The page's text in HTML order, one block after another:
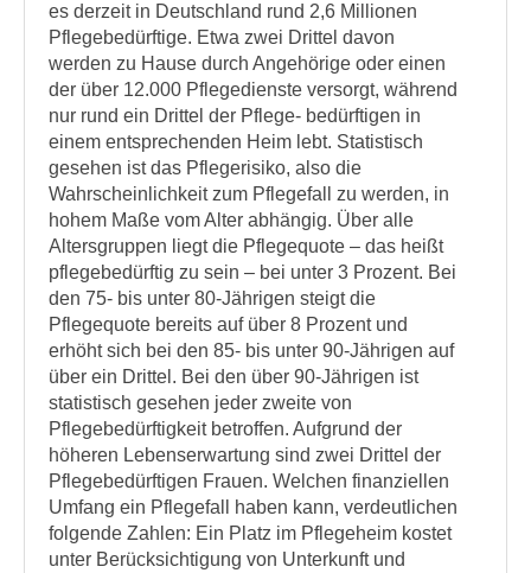
es derzeit in Deutschland rund 2,6 Millionen
Pflegebedürftige. Etwa zwei Drittel davon
werden zu Hause durch Angehörige oder einen
der über 12.000 Pflegedienste versorgt, während
nur rund ein Drittel der Pflege- bedürftigen in
einem entsprechenden Heim lebt. Statistisch
gesehen ist das Pflegerisiko, also die
Wahrscheinlichkeit zum Pflegefall zu werden, in
hohem Maße vom Alter abhängig. Über alle
Altersgruppen liegt die Pflegequote – das heißt
pflegebedürftig zu sein – bei unter 3 Prozent. Bei
den 75- bis unter 80-Jährigen steigt die
Pflegequote bereits auf über 8 Prozent und
erhöht sich bei den 85- bis unter 90-Jährigen auf
über ein Drittel. Bei den über 90-Jährigen ist
statistisch gesehen jeder zweite von
Pflegebedürftigkeit betroffen. Aufgrund der
höheren Lebenserwartung sind zwei Drittel der
Pflegebedürftigen Frauen. Welchen finanziellen
Umfang ein Pflegefall haben kann, verdeutlichen
folgende Zahlen: Ein Platz im Pflegeheim kostet
unter Berücksichtigung von Unterkunft und